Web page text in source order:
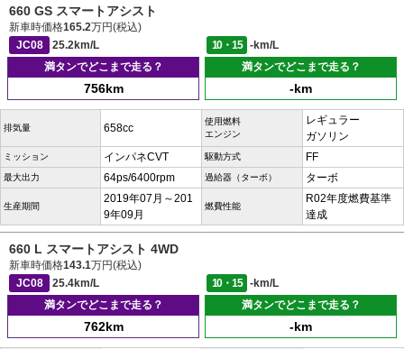
660 GS スマートアシスト
新車時価格165.2万円(税込)
JC08
25.2km/L 10・15
-km/L
満タンでどこまで走る？
756km
満タンでどこまで走る？
-km
排気量 658cc
使用燃料
エンジン
レギュラー
ガソリン
ミッション インパネCVT 駆動方式 FF
最大出力 64ps/6400rpm 過給器（ターボ） ターボ
生産期間
2019年07月～201
9年09月
燃費性能
R02年度燃費基準
達成
660 L スマートアシスト 4WD
新車時価格143.1万円(税込)
JC08
25.4km/L 10・15
-km/L
満タンでどこまで走る？
762km
満タンでどこまで走る？
-km